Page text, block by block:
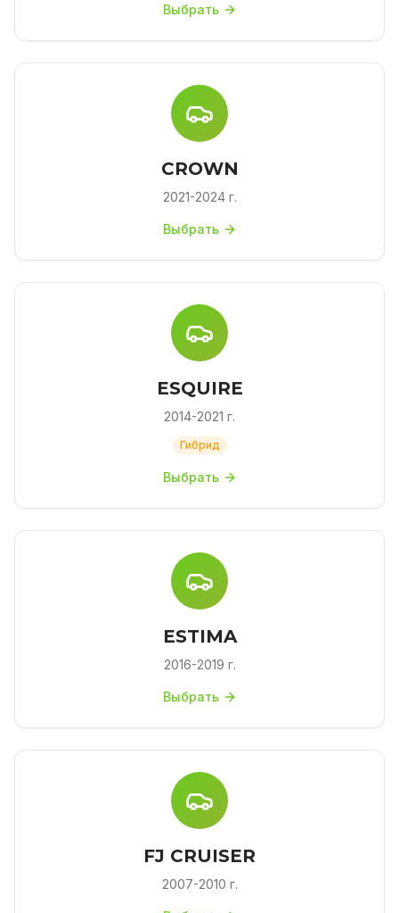
Выбрать
CROWN
2021-2024 г.
Выбрать
ESQUIRE
2014-2021 г.
Гибрид
Выбрать
ESTIMA
2016-2019 г.
Выбрать
FJ CRUISER
2007-2010 г.